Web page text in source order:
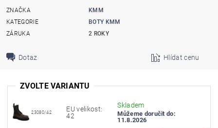
ZNAČKA
KMM
KATEGORIE
BOTY KMM
ZÁRUKA
2 ROKY
Dotaz Hlídat cenu
ZVOLTE VARIANTU
23080/42
EU velikost:
42
Skladem
Můžeme doručit do:
11.8.2026